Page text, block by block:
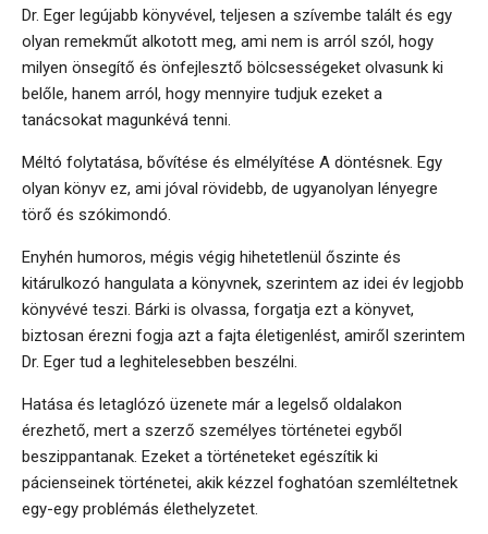
Dr. Eger legújabb könyvével, teljesen a szívembe talált és egy
olyan remekműt alkotott meg, ami nem is arról szól, hogy
milyen önsegítő és önfejlesztő bölcsességeket olvasunk ki
belőle, hanem arról, hogy mennyire tudjuk ezeket a
tanácsokat magunkévá tenni.
Méltó folytatása, bővítése és elmélyítése A döntésnek. Egy
olyan könyv ez, ami jóval rövidebb, de ugyanolyan lényegre
törő és szókimondó.
Enyhén humoros, mégis végig hihetetlenül őszinte és
kitárulkozó hangulata a könyvnek, szerintem az idei év legjobb
könyvévé teszi. Bárki is olvassa, forgatja ezt a könyvet,
biztosan érezni fogja azt a fajta életigenlést, amiről szerintem
Dr. Eger tud a leghitelesebben beszélni.
Hatása és letaglózó üzenete már a legelső oldalakon
érezhető, mert a szerző személyes történetei egyből
beszippantanak. Ezeket a történeteket egészítik ki
pácienseinek történetei, akik kézzel foghatóan szemléltetnek
egy-egy problémás élethelyzetet.